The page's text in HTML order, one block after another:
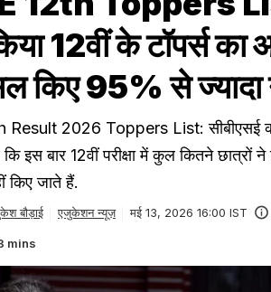
12वीं के टॉपर्स
किए 95% से ज्यादा
Result 2026 Toppers List: सीबीएसई
कि इस बार 12वीं परीक्षा में कुल कितने छात्रों
किए जाते हैं.
बौड़ाई एजुकेशन न्यूज़ मई 13, 2026 16:00 IST
mins